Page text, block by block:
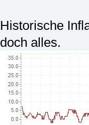
Historische
doch alles.